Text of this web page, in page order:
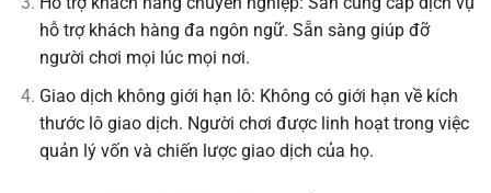
hỗ trợ khách hàng đa ngôn ngữ. Sẵn sàng giúp đỡ
người chơi mọi lúc mọi nơi.
Giao dịch không giới hạn lô: Không có giới hạn về kích
thước lô giao dịch. Người chơi được linh hoạt trong việc
quản lý vốn và chiến lược giao dịch của họ.